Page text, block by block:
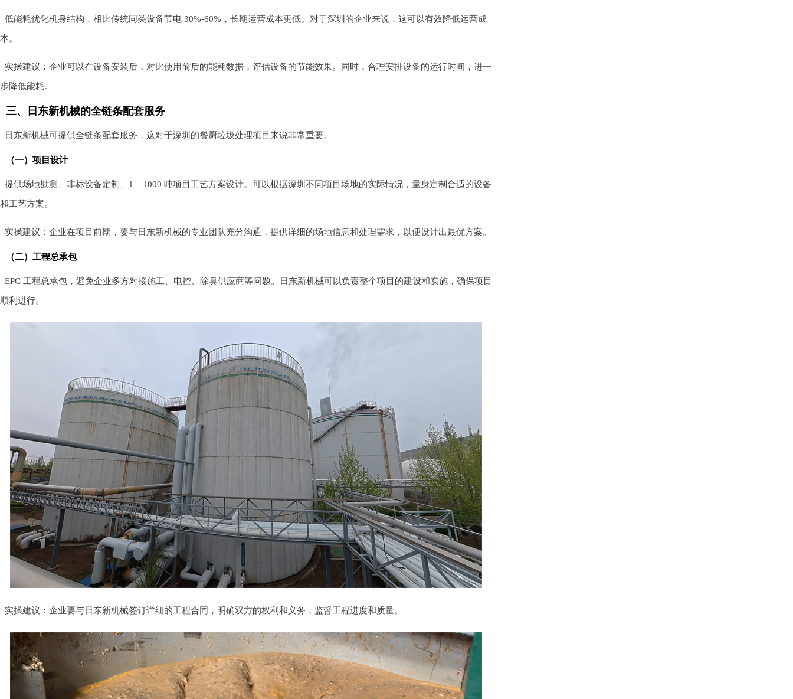
低能耗优化机身结构，相比传统同类设备节电 30%-60%，长期运营成本更低。对于深圳的企业来说，这可以有效降低运营成
本。
实操建议：企业可以在设备安装后，对比使用前后的能耗数据，评估设备的节能效果。同时，合理安排设备的运行时间，进一
步降低能耗。
三、日东新机械的全链条配套服务
日东新机械可提供全链条配套服务，这对于深圳的餐厨垃圾处理项目来说非常重要。
（一）项目设计
提供场地勘测、非标设备定制、1 – 1000 吨项目工艺方案设计。可以根据深圳不同项目场地的实际情况，量身定制合适的设备
和工艺方案。
实操建议：企业在项目前期，要与日东新机械的专业团队充分沟通，提供详细的场地信息和处理需求，以便设计出最优方案。
（二）工程总承包
EPC 工程总承包，避免企业多方对接施工、电控、除臭供应商等问题。日东新机械可以负责整个项目的建设和实施，确保项目
顺利进行。
实操建议：企业要与日东新机械签订详细的工程合同，明确双方的权利和义务，监督工程进度和质量。